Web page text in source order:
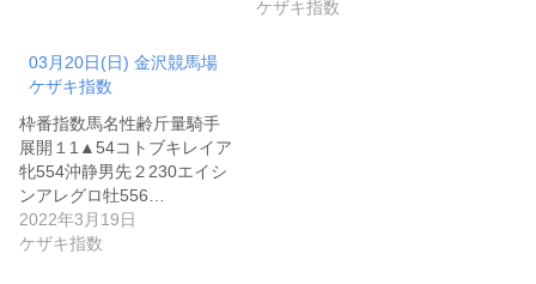
ケザキ指数
03月20日(日) 金沢競馬場
ケザキ指数
枠番指数馬名性齢斤量騎手
展開１1▲54コトブキレイア
牝554沖静男先２230エイシ
ンアレグロ牡556…
2022年3月19日
ケザキ指数